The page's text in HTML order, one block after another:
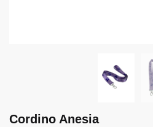
Cordino Anesia